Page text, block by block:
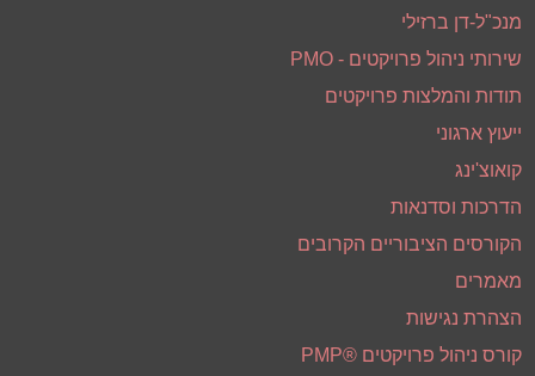
דף הבית
פרופיל חברה
מנכ"ל-דן ברזילי
שירותי ניהול פרויקטים - PMO
תודות והמלצות פרויקטים
ייעוץ ארגוני
קואוצ'ינג